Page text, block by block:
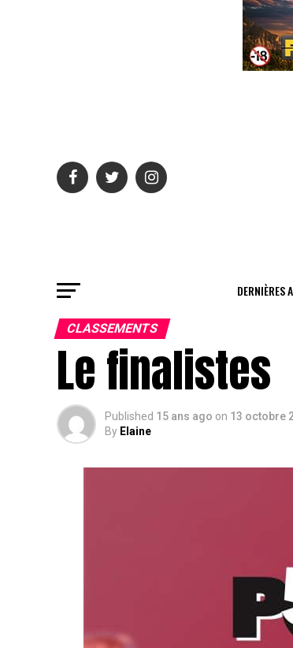
DERNIÈRES
CLASSEMENTS
Le finalistes
Published 15 ans ago on 13 octobre
By Elaine